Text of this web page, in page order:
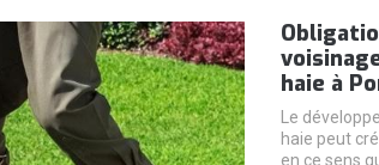
haie à
Le
haie peut
en ce sens